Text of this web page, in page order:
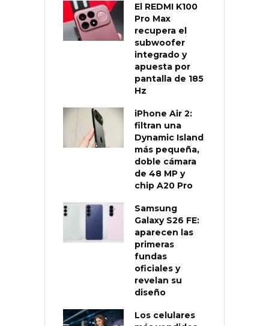
El REDMI K100
Pro Max
recupera el
subwoofer
integrado y
apuesta por
pantalla de 185
Hz
iPhone Air 2:
filtran una
Dynamic Island
más pequeña,
doble cámara
de 48 MP y
chip A20 Pro
Samsung
Galaxy S26 FE:
aparecen las
primeras
fundas
oficiales y
revelan su
diseño
Los celulares